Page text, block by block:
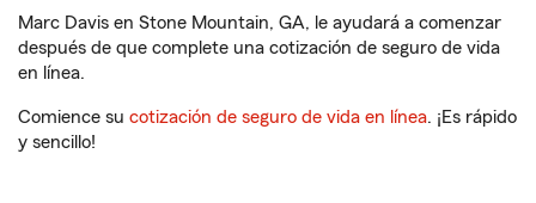
Marc Davis en Stone Mountain, GA, le ayudará a comenzar
después de que complete una cotización de seguro de vida
en línea.
Comience su cotización de seguro de vida en línea. ¡Es rápido
y sencillo!